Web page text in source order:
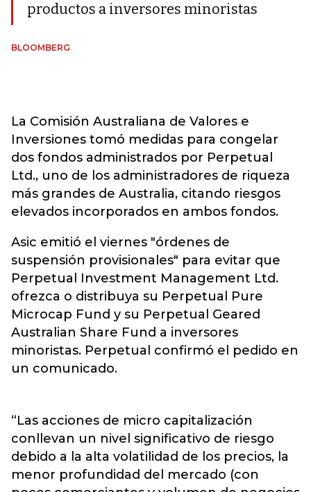
productos a inversores minoristas
BLOOMBERG
La Comisión Australiana de Valores e
Inversiones tomó medidas para congelar
dos fondos administrados por Perpetual
Ltd., uno de los administradores de riqueza
más grandes de Australia, citando riesgos
elevados incorporados en ambos fondos.
Asic emitió el viernes "órdenes de
suspensión provisionales" para evitar que
Perpetual Investment Management Ltd.
ofrezca o distribuya su Perpetual Pure
Microcap Fund y su Perpetual Geared
Australian Share Fund a inversores
minoristas. Perpetual confirmó el pedido en
un comunicado.
“Las acciones de micro capitalización
conllevan un nivel significativo de riesgo
debido a la alta volatilidad de los precios, la
menor profundidad del mercado (con